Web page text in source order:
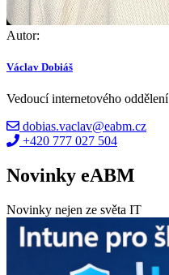
Autor:
Václav Dobiáš
Vedoucí internetového oddělení
dobias.vaclav@eabm.cz
+420 777 027 504
Novinky eABM
Novinky nejen ze světa IT